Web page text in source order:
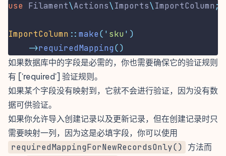
use Filament\Actions\Imports\ImportColumn ;
ImportColumn :: make( ' sku ' )
->requiredMapping()
如果数据库中的字段是必需的，你也需要确保它的验证规则
有 ['required'] 验证规则 。
如果某个字段没有映射到，它就不会进行验证，因为没有数
据可供验证。
如果你允许导入创建记录以及更新记录，但在创建记录时只
需要映射一列，因为这是必填字段，你可以使用
requiredMappingForNewRecordsOnly()
方法而